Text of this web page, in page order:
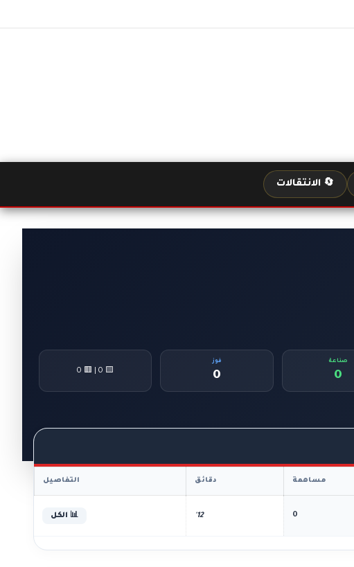
🔄 الانتقالات
صناعة
0
فوز
0
🟨 0 | 🟥 0
مساهمة دقائق التفاصيل
0
12' 📊 الكل